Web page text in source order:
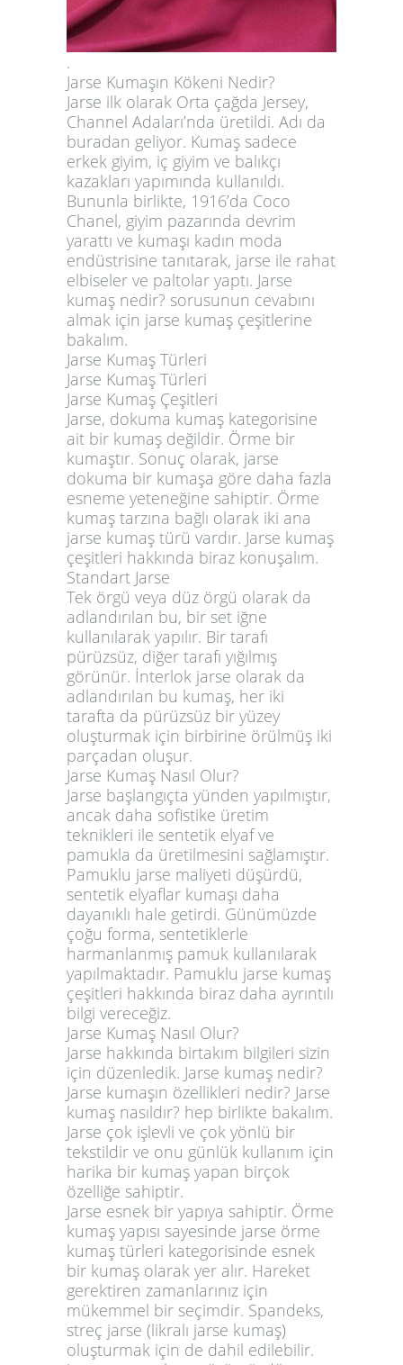
.
Jarse Kumaşın Kökeni Nedir?
Jarse ilk olarak Orta çağda Jersey,
Channel Adaları’nda üretildi. Adı da
buradan geliyor. Kumaş sadece
erkek giyim, iç giyim ve balıkçı
kazakları yapımında kullanıldı.
Bununla birlikte, 1916’da Coco
Chanel, giyim pazarında devrim
yarattı ve kumaşı kadın moda
endüstrisine tanıtarak, jarse ile rahat
elbiseler ve paltolar yaptı. Jarse
kumaş nedir? sorusunun cevabını
almak için jarse kumaş çeşitlerine
bakalım.
Jarse Kumaş Türleri
Jarse Kumaş Türleri
Jarse Kumaş Çeşitleri
Jarse, dokuma kumaş kategorisine
ait bir kumaş değildir. Örme bir
kumaştır. Sonuç olarak, jarse
dokuma bir kumaşa göre daha fazla
esneme yeteneğine sahiptir. Örme
kumaş tarzına bağlı olarak iki ana
jarse kumaş türü vardır. Jarse kumaş
çeşitleri hakkında biraz konuşalım.
Standart Jarse
Tek örgü veya düz örgü olarak da
adlandırılan bu, bir set iğne
kullanılarak yapılır. Bir tarafı
pürüzsüz, diğer tarafı yığılmış
görünür. İnterlok jarse olarak da
adlandırılan bu kumaş, her iki
tarafta da pürüzsüz bir yüzey
oluşturmak için birbirine örülmüş iki
parçadan oluşur.
Jarse Kumaş Nasıl Olur?
Jarse başlangıçta yünden yapılmıştır,
ancak daha sofistike üretim
teknikleri ile sentetik elyaf ve
pamukla da üretilmesini sağlamıştır.
Pamuklu jarse maliyeti düşürdü,
sentetik elyaflar kumaşı daha
dayanıklı hale getirdi. Günümüzde
çoğu forma, sentetiklerle
harmanlanmış pamuk kullanılarak
yapılmaktadır. Pamuklu jarse kumaş
çeşitleri hakkında biraz daha ayrıntılı
bilgi vereceğiz.
Jarse Kumaş Nasıl Olur?
Jarse hakkında birtakım bilgileri sizin
için düzenledik. Jarse kumaş nedir?
Jarse kumaşın özellikleri nedir? Jarse
kumaş nasıldır? hep birlikte bakalım.
Jarse çok işlevli ve çok yönlü bir
tekstildir ve onu günlük kullanım için
harika bir kumaş yapan birçok
özelliğe sahiptir.
Jarse esnek bir yapıya sahiptir. Örme
kumaş yapısı sayesinde jarse örme
kumaş türleri kategorisinde esnek
bir kumaş olarak yer alır. Hareket
gerektiren zamanlarınız için
mükemmel bir seçimdir. Spandeks,
streç jarse (likralı jarse kumaş)
oluşturmak için de dahil edilebilir.